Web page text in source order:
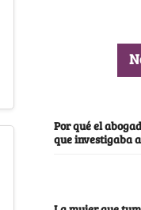
Por qué el
que investigaba